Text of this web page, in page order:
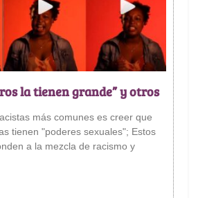
la tienen grande” y otros
más comunes es creer que
tienen "poderes sexuales"; Estos
a la mezcla de racismo y